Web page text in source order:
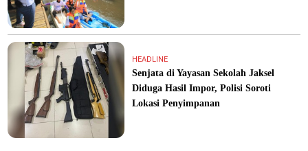
HEADLINE
Senjata di Yayasan Sekolah Jaksel
Diduga Hasil Impor, Polisi Soroti
Lokasi Penyimpanan